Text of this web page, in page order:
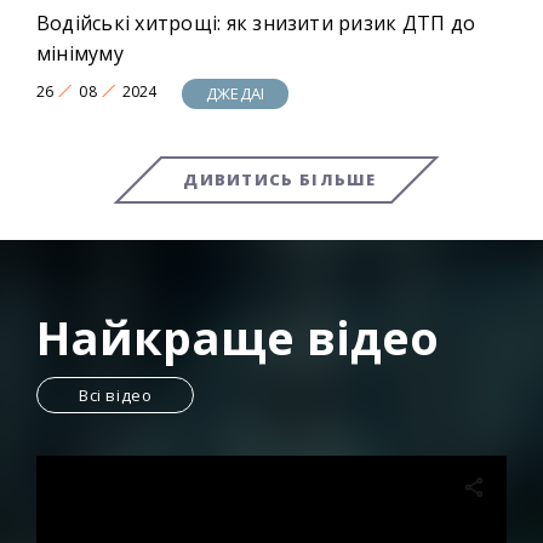
Водійські хитрощі: як знизити ризик ДТП до
мінімуму
26 08 2024 ДЖЕДАІ
ДИВИТИСЬ БІЛЬШЕ
Найкраще відео
Всі відео